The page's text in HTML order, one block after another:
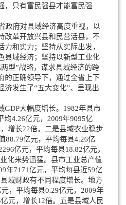
，只有富民强县才能富民强
府对县域经济高度重视，以
改革开放兴县和民营活县，不
力和实力；坚持从实际出发，
县域经济；坚持以新型工业化
型”战略，谋求县域经济的跨
的正确领导下，通过全省上下
济发生了“五大变化”、呈现出
大幅度增长。1982年县市
均4.26亿元，2009年9095亿
增长22倍。二是县域农业稳步
88.79亿元，平均每县4.26亿
亿元，平均每县18.82亿元，
化来势迅猛。县市工业总产值
年7171亿元，平均每县近59亿
域财政有不同程度增长。地方
，平均每县0.29亿元，2009年
元，增长12倍。五是县域人民